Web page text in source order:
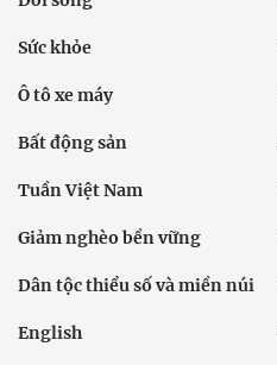
Sức khỏe
Ô tô xe máy
Bất động sản
Tuần Việt Nam
Giảm nghèo bền vững
Dân tộc thiểu số và miền núi
English